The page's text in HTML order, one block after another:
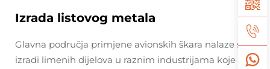
Izrada listovog metala
Glavna područja primjene avionskih škara nalaze se u
izradi limenih dijelova u raznim industrijama koje